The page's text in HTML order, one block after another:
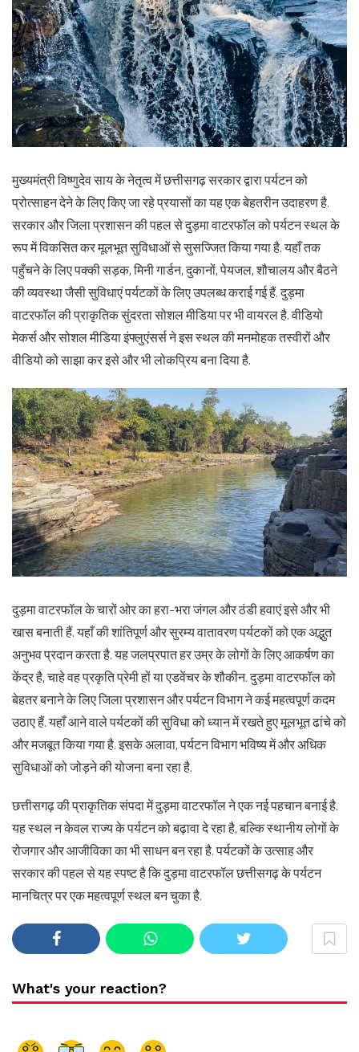
मुख्यमंत्री विष्णुदेव साय के नेतृत्व में छत्तीसगढ़ सरकार द्वारा पर्यटन को
प्रोत्साहन देने के लिए किए जा रहे प्रयासों का यह एक बेहतरीन उदाहरण है.
सरकार और जिला प्रशासन की पहल से दुड़मा वाटरफॉल को पर्यटन स्थल के
रूप में विकसित कर मूलभूत सुविधाओं से सुसज्जित किया गया है. यहाँ तक
पहुँचने के लिए पक्की सड़क, मिनी गार्डन, दुकानों, पेयजल, शौचालय और बैठने
की व्यवस्था जैसी सुविधाएं पर्यटकों के लिए उपलब्ध कराई गई हैं. दुड़मा
वाटरफॉल की प्राकृतिक सुंदरता सोशल मीडिया पर भी वायरल है. वीडियो
मेकर्स और सोशल मीडिया इंफ्लुएंसर्स ने इस स्थल की मनमोहक तस्वीरों और
वीडियो को साझा कर इसे और भी लोकप्रिय बना दिया है.
दुड़मा वाटरफॉल के चारों ओर का हरा-भरा जंगल और ठंडी हवाएं इसे और भी
खास बनाती हैं. यहाँ की शांतिपूर्ण और सुरम्य वातावरण पर्यटकों को एक अद्भुत
अनुभव प्रदान करता है. यह जलप्रपात हर उम्र के लोगों के लिए आकर्षण का
केंद्र है, चाहे वह प्रकृति प्रेमी हों या एडवेंचर के शौकीन. दुड़मा वाटरफॉल को
बेहतर बनाने के लिए जिला प्रशासन और पर्यटन विभाग ने कई महत्वपूर्ण कदम
उठाए हैं. यहाँ आने वाले पर्यटकों की सुविधा को ध्यान में रखते हुए मूलभूत ढांचे को
और मजबूत किया गया है. इसके अलावा, पर्यटन विभाग भविष्य में और अधिक
सुविधाओं को जोड़ने की योजना बना रहा है.
छत्तीसगढ़ की प्राकृतिक संपदा में दुड़मा वाटरफॉल ने एक नई पहचान बनाई है.
यह स्थल न केवल राज्य के पर्यटन को बढ़ावा दे रहा है, बल्कि स्थानीय लोगों के
रोजगार और आजीविका का भी साधन बन रहा है. पर्यटकों के उत्साह और
सरकार की पहल से यह स्पष्ट है कि दुड़मा वाटरफॉल छत्तीसगढ़ के पर्यटन
मानचित्र पर एक महत्वपूर्ण स्थल बन चुका है.
What's your reaction?